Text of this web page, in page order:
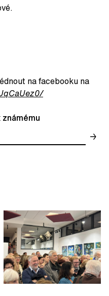
na facebooku na
známému
→